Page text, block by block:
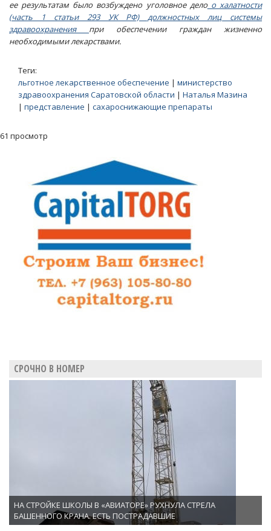
ее результатам было возбуждено уголовное делоо халатности
(часть 1 статьи 293 УК РФ) должностных лиц системы
здравоохранения при обеспечении граждан жизненно
необходимыми лекарствами.
Теги:
льготное лекарственное обеспечение | министерство
здравоохранения Саратовской области | Наталья Мазина
| представление | сахароснижающие препараты
61 просмотр
СРОЧНО В НОМЕР
НА СТРОЙКЕ ШКОЛЫ В «АВИАТОРЕ» РУХНУЛА СТРЕЛА
БАШЕННОГО КРАНА. ЕСТЬ ПОСТРАДАВШИЕ